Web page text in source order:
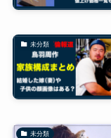
未分類
未分類